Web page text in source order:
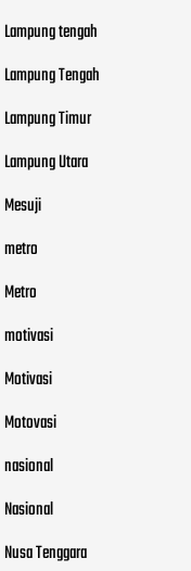
Lampung tengah
Lampung Tengah
Lampung Timur
Lampung Utara
Mesuji
metro
Metro
motivasi
Motivasi
Motovasi
nasional
Nasional
Nusa Tenggara